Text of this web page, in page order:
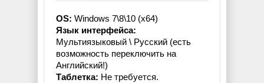
OS: Windows 7\8\10 (x64)
Язык интерфейса:
Мультиязыковый \ Русский (есть
возможность переключить на
Английский!)
Таблетка: Не требуется.